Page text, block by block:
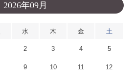
2026年09月
水 木 金 土
2 3 4 5
9 10 11 12